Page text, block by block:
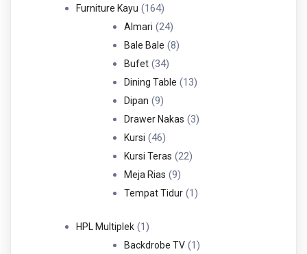
Produk
Furniture Kayu 164164
Produk
Almari 2424
Produk
Bale Bale 88
Bufet 3434
Produk
Dining Table 1313
Dipan 99
Produk
Drawer Nakas 33
Kursi 4646
Produk
Kursi Teras 2222
Meja Rias 99
Produk
Tempat Tidur 11
HPL Multiplek 11
Produk
Backdrobe TV 11